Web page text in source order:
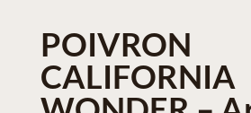
POIVRON
CALIFORNIA